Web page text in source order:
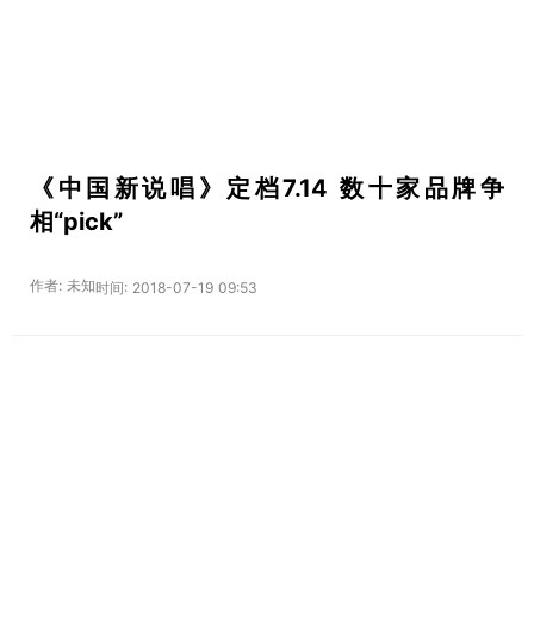
《中国新说唱》定档7.14 数十家品牌争
相“pick”
作者: 未知时间: 2018-07-19 09:53